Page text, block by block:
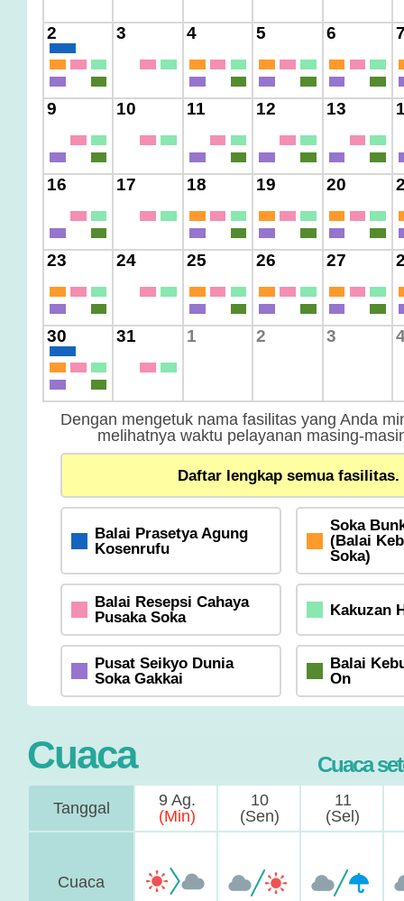
2 3 4 5 6
9 10 11 12 13
16 17 18 19 20
23 24 25 26 27
30 31 1 2 3
Dengan mengetuk nama fasilitas yang Anda
melihatnya waktu pelayanan masing-
Daftar lengkap semua fasilitas.
Balai Prasetya Agung
Kosenrufu
Soka
(Balai
Soka)
Balai Resepsi Cahaya
Pusaka Soka
Kakuzan
Pusat Seikyo Dunia
Soka Gakkai
Balai
On
Cuaca Cuaca
Tanggal
9 Ag.
(Min)
10
(Sen)
11
(Sel)
Cuaca